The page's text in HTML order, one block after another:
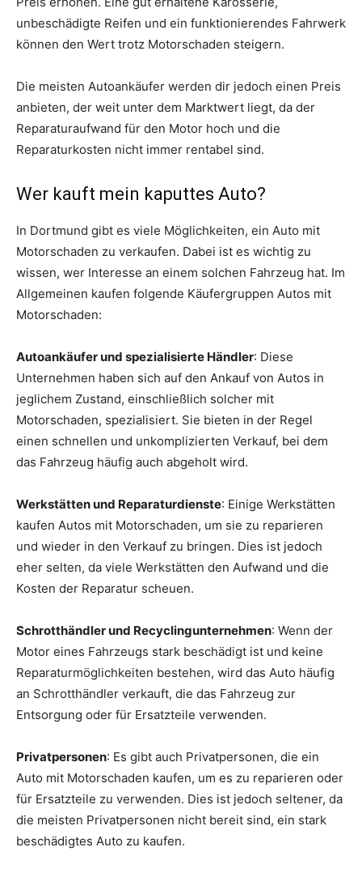
unbeschädigte Reifen und ein funktionierendes Fahrwerk
können den Wert trotz Motorschaden steigern.
Die meisten Autoankäufer werden dir jedoch einen Preis
anbieten, der weit unter dem Marktwert liegt, da der
Reparaturaufwand für den Motor hoch und die
Reparaturkosten nicht immer rentabel sind.
Wer kauft mein kaputtes Auto?
In Dortmund gibt es viele Möglichkeiten, ein Auto mit
Motorschaden zu verkaufen. Dabei ist es wichtig zu
wissen, wer Interesse an einem solchen Fahrzeug hat. Im
Allgemeinen kaufen folgende Käufergruppen Autos mit
Motorschaden:
Autoankäufer und spezialisierte Händler: Diese
Unternehmen haben sich auf den Ankauf von Autos in
jeglichem Zustand, einschließlich solcher mit
Motorschaden, spezialisiert. Sie bieten in der Regel
einen schnellen und unkomplizierten Verkauf, bei dem
das Fahrzeug häufig auch abgeholt wird.
Werkstätten und Reparaturdienste: Einige Werkstätten
kaufen Autos mit Motorschaden, um sie zu reparieren
und wieder in den Verkauf zu bringen. Dies ist jedoch
eher selten, da viele Werkstätten den Aufwand und die
Kosten der Reparatur scheuen.
Schrotthändler und Recyclingunternehmen: Wenn der
Motor eines Fahrzeugs stark beschädigt ist und keine
Reparaturmöglichkeiten bestehen, wird das Auto häufig
an Schrotthändler verkauft, die das Fahrzeug zur
Entsorgung oder für Ersatzteile verwenden.
Privatpersonen: Es gibt auch Privatpersonen, die ein
Auto mit Motorschaden kaufen, um es zu reparieren oder
für Ersatzteile zu verwenden. Dies ist jedoch seltener, da
die meisten Privatpersonen nicht bereit sind, ein stark
beschädigtes Auto zu kaufen.